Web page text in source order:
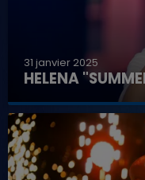
31 janvier 2025
HELENA